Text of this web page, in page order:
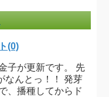
(0)
子が更新です。 先
なんとっ！！ 発芽
、播種してからド